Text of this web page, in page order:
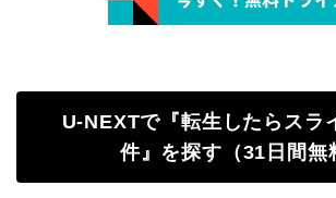
U-NEXTで『転生したらスラ
件』を探す（31日間無